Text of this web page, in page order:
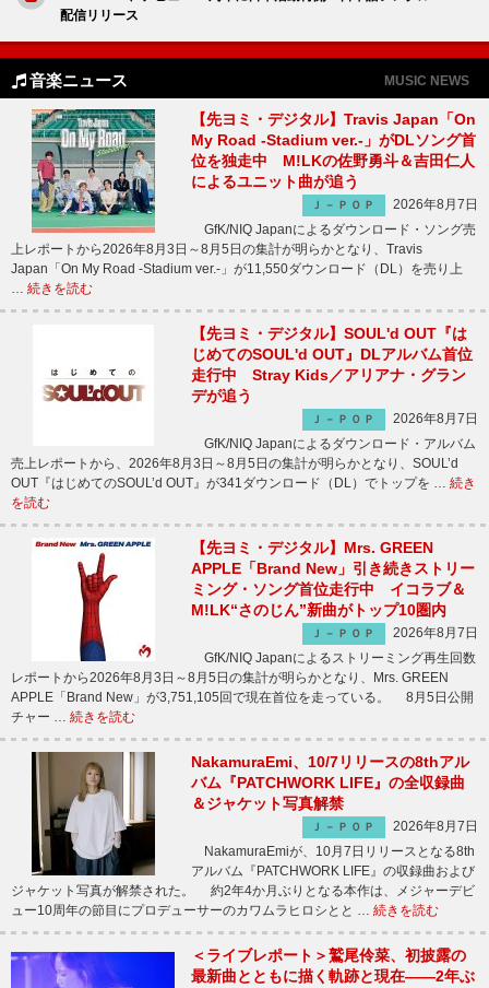
配信リリース
音楽ニュース MUSIC NEWS
【先ヨミ・デジタル】Travis Japan「On
My Road -Stadium ver.-」がDLソング首
位を独走中 M!LKの佐野勇斗＆吉田仁人
によるユニット曲が追う
Ｊ－ＰＯＰ
2026年8月7日
GfK/NIQ Japanによるダウンロード・ソング売
上レポートから2026年8月3日～8月5日の集計が明らかとなり、Travis
Japan「On My Road -Stadium ver.-」が11,550ダウンロード（DL）を売り上
… 続きを読む
【先ヨミ・デジタル】SOUL'd OUT『は
じめてのSOUL'd OUT』DLアルバム首位
走行中 Stray Kids／アリアナ・グラン
デが追う
Ｊ－ＰＯＰ
2026年8月7日
GfK/NIQ Japanによるダウンロード・アルバム
売上レポートから、2026年8月3日～8月5日の集計が明らかとなり、SOUL’d
OUT『はじめてのSOUL’d OUT』が341ダウンロード（DL）でトップを … 続き
を読む
【先ヨミ・デジタル】Mrs. GREEN
APPLE「Brand New」引き続きストリー
ミング・ソング首位走行中 イコラブ＆
M!LK“さのじん”新曲がトップ10圏内
Ｊ－ＰＯＰ
2026年8月7日
GfK/NIQ Japanによるストリーミング再生回数
レポートから2026年8月3日～8月5日の集計が明らかとなり、Mrs. GREEN
APPLE「Brand New」が3,751,105回で現在首位を走っている。 8月5日公開
チャー … 続きを読む
NakamuraEmi、10/7リリースの8thアル
バム『PATCHWORK LIFE』の全収録曲
＆ジャケット写真解禁
Ｊ－ＰＯＰ
2026年8月7日
NakamuraEmiが、10月7日リリースとなる8th
アルバム『PATCHWORK LIFE』の収録曲および
ジャケット写真が解禁された。 約2年4か月ぶりとなる本作は、メジャーデビ
ュー10周年の節目にプロデューサーのカワムラヒロシとと … 続きを読む
＜ライブレポート＞鷲尾伶菜、初披露の
最新曲とともに描く軌跡と現在――2年ぶ